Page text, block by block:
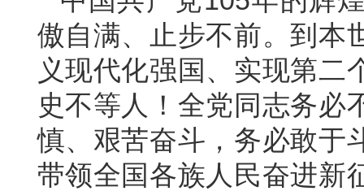
傲自满、止步不前。到本
义现代化强国、实现第二
史不等人！全党同志务必
慎、艰苦奋斗，务必敢于
带领全国各族人民奋进新